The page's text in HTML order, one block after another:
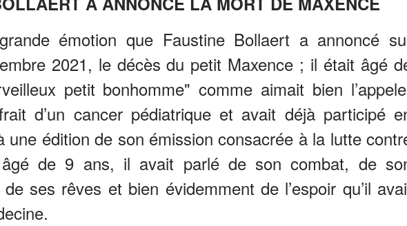
émotion que Faustine Bollaert a annoncé
2021, le décès du petit Maxence ; il était âgé
petit bonhomme" comme aimait bien
d’un cancer pédiatrique et avait déjà participé
une édition de son émission consacrée à la lutte
de 9 ans, il avait parlé de son combat, de
ses rêves et bien évidemment de l’espoir qu’il